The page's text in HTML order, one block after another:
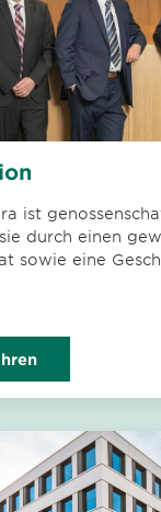
ist
durch einen
sowie eine